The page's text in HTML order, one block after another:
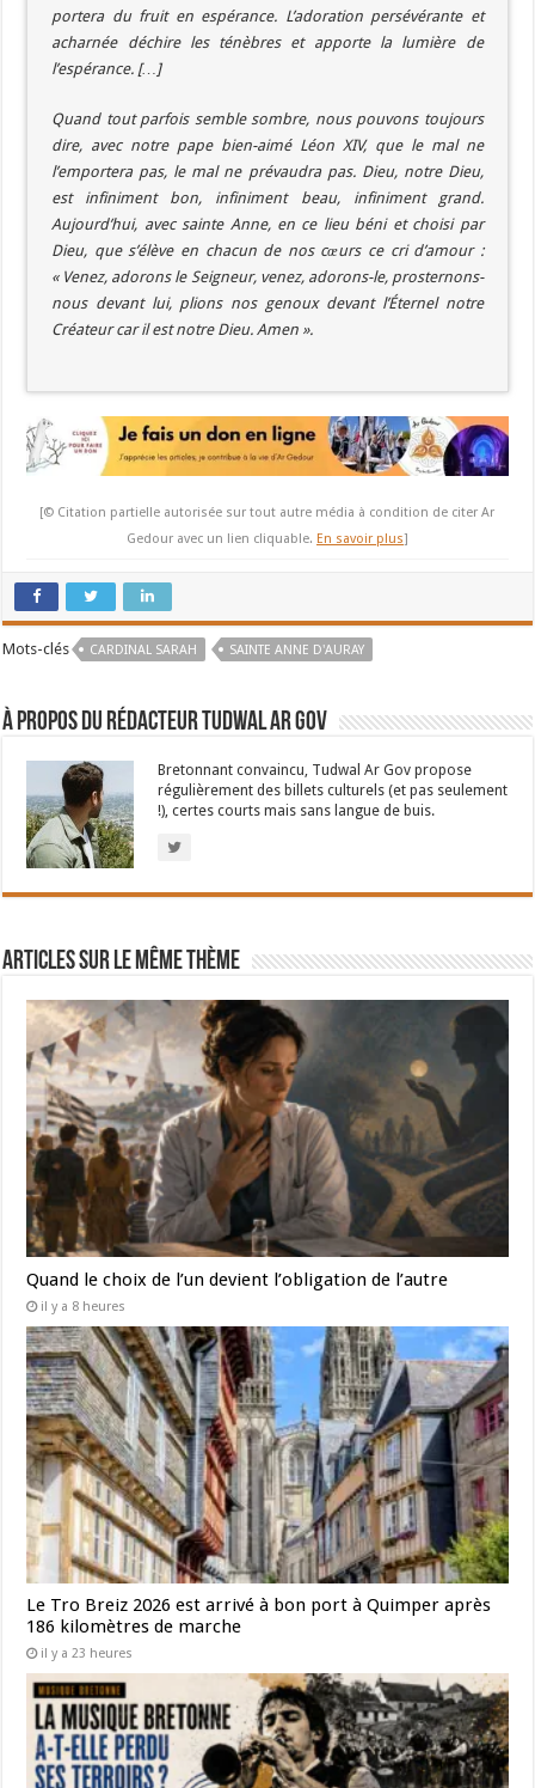
portera du fruit en espérance. L’adoration persévérante et
acharnée déchire les ténèbres et apporte la lumière de
l’espérance. […]
Quand tout parfois semble sombre, nous pouvons toujours
dire, avec notre pape bien-aimé Léon XIV, que le mal ne
l’emportera pas, le mal ne prévaudra pas. Dieu, notre Dieu,
est infiniment bon, infiniment beau, infiniment grand.
Aujourd’hui, avec sainte Anne, en ce lieu béni et choisi par
Dieu, que s’élève en chacun de nos cœurs ce cri d’amour :
« Venez, adorons le Seigneur, venez, adorons-le, prosternons-
nous devant lui, plions nos genoux devant l’Éternel notre
Créateur car il est notre Dieu. Amen ».
[© Citation partielle autorisée sur tout autre média à condition de citer Ar
Gedour avec un lien cliquable. En savoir plus]
Mots-clés CARDINAL SARAH SAINTE ANNE D'AURAY
À propos du rédacteur Tudwal Ar Gov
Bretonnant convaincu, Tudwal Ar Gov propose
régulièrement des billets culturels (et pas seulement
!), certes courts mais sans langue de buis.
Articles sur le même thème
Quand le choix de l’un devient l’obligation de l’autre
il y a 8 heures
Le Tro Breiz 2026 est arrivé à bon port à Quimper après
186 kilomètres de marche
il y a 23 heures